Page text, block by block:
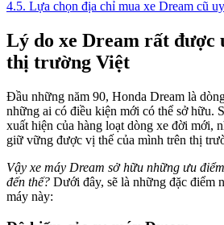
4.5. Lựa chọn địa chỉ mua xe Dream cũ
Lý do xe Dream rất được
thị trường Việt
Đầu những năm 90, Honda Dream là
những ai có điều kiện mới có thể sở hữu.
xuất hiện của hàng loạt dòng xe đời mới,
giữ vững được vị thế của mình trên thị
Vậy xe máy Dream sở hữu những ưu
đến thế? Dưới đây, sẽ là những đặc điểm
máy này: